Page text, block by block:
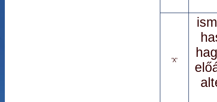
'X'